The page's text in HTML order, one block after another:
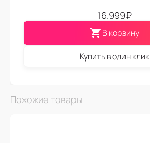
16.999₽
В корзину
Купить в один клик
Похожие товары